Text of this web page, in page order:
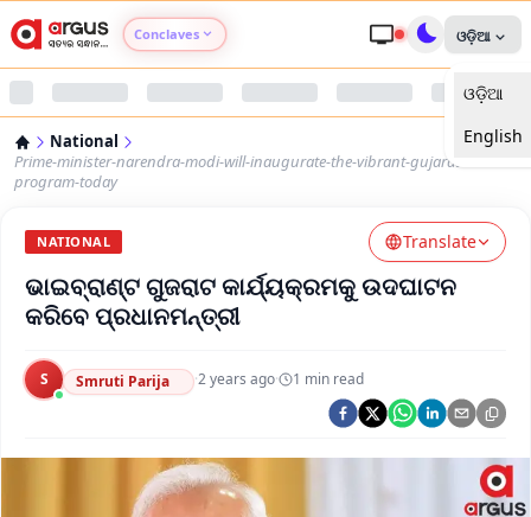
Conclaves
Argus Nari Shakti
Argus Health Connect
Argus Chalo Dekhein Apna Desh
ଓଡ଼ିଆ
ଓଡ଼ିଆ
English
National
Prime-minister-narendra-modi-will-inaugurate-the-vibrant-gujarat-
program-today
NATIONAL Translate
ଭାଇବ୍ରାଣ୍ଟ ଗୁଜରାଟ କାର୍ଯ୍ୟକ୍ରମକୁ ଉଦଘାଟନ
କରିବେ ପ୍ରଧାନମନ୍ତ୍ରୀ
S Smruti Parija ·2 years ago· 1 min read